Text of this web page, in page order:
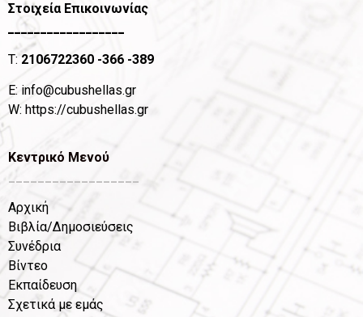
Στοιχεία Επικοινωνίας
__________________
T:2106722360 -366 -389
Ε: info@cubushellas.gr
W: https://cubushellas.gr
Κεντρικό Μενού
Αρχική
Βιβλία/Δημοσιεύσεις
Συνέδρια
Βίντεο
Εκπαίδευση
Σχετικά με εμάς